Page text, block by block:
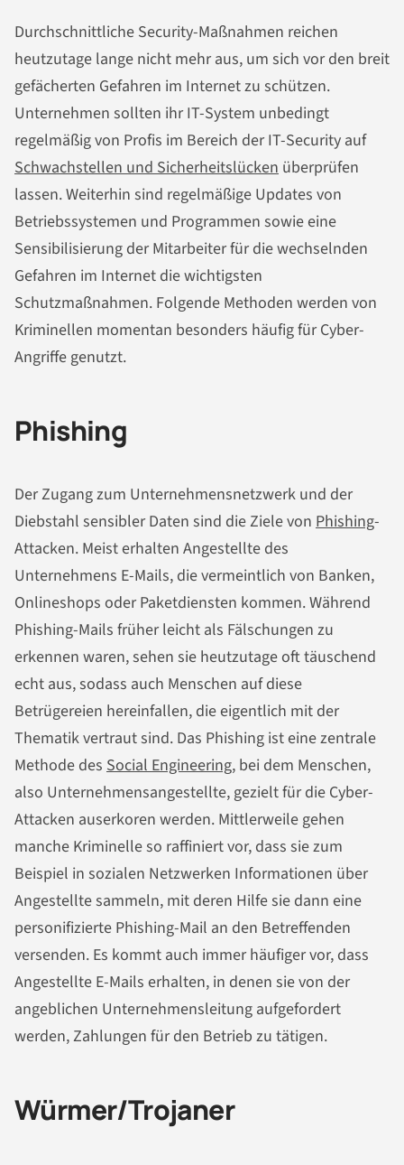
Durchschnittliche Security-Maßnahmen reichen
heutzutage lange nicht mehr aus, um sich vor den breit
gefächerten Gefahren im Internet zu schützen.
Unternehmen sollten ihr IT-System unbedingt
regelmäßig von Profis im Bereich der IT-Security auf
Schwachstellen und Sicherheitslücken überprüfen
lassen. Weiterhin sind regelmäßige Updates von
Betriebssystemen und Programmen sowie eine
Sensibilisierung der Mitarbeiter für die wechselnden
Gefahren im Internet die wichtigsten
Schutzmaßnahmen. Folgende Methoden werden von
Kriminellen momentan besonders häufig für Cyber-
Angriffe genutzt.
Phishing
Der Zugang zum Unternehmensnetzwerk und der
Diebstahl sensibler Daten sind die Ziele von Phishing-
Attacken. Meist erhalten Angestellte des
Unternehmens E-Mails, die vermeintlich von Banken,
Onlineshops oder Paketdiensten kommen. Während
Phishing-Mails früher leicht als Fälschungen zu
erkennen waren, sehen sie heutzutage oft täuschend
echt aus, sodass auch Menschen auf diese
Betrügereien hereinfallen, die eigentlich mit der
Thematik vertraut sind. Das Phishing ist eine zentrale
Methode des Social Engineering, bei dem Menschen,
also Unternehmensangestellte, gezielt für die Cyber-
Attacken auserkoren werden. Mittlerweile gehen
manche Kriminelle so raffiniert vor, dass sie zum
Beispiel in sozialen Netzwerken Informationen über
Angestellte sammeln, mit deren Hilfe sie dann eine
personifizierte Phishing-Mail an den Betreffenden
versenden. Es kommt auch immer häufiger vor, dass
Angestellte E-Mails erhalten, in denen sie von der
angeblichen Unternehmensleitung aufgefordert
werden, Zahlungen für den Betrieb zu tätigen.
Würmer/Trojaner